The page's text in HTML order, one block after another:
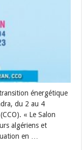
énergétique
du 2 au 4
« Le Salon
algériens et
en …